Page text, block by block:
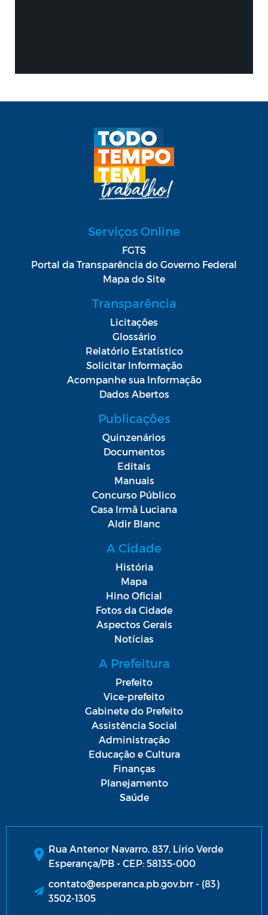
Serviços Online
FGTS
Portal da Transparência do Governo Federal
Mapa do Site
Transparência
Licitações
Glossário
Relatório Estatístico
Solicitar Informação
Acompanhe sua Informação
Dados Abertos
Publicações
Quinzenários
Documentos
Editais
Manuais
Concurso Público
Casa Irmã Luciana
Aldir Blanc
A Cidade
História
Mapa
Hino Oficial
Fotos da Cidade
Aspectos Gerais
Notícias
A Prefeitura
Prefeito
Vice-prefeito
Gabinete do Prefeito
Assistência Social
Administração
Educação e Cultura
Finanças
Planejamento
Saúde
Rua Antenor Navarro, 837, Lírio Verde
Esperança/PB - CEP: 58135-000
contato@esperanca.pb.gov.brr - (83)
3502-1305